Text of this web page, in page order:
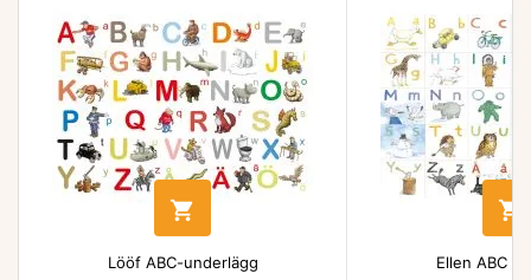

Lööf ABC-underlägg

Ellen ABC